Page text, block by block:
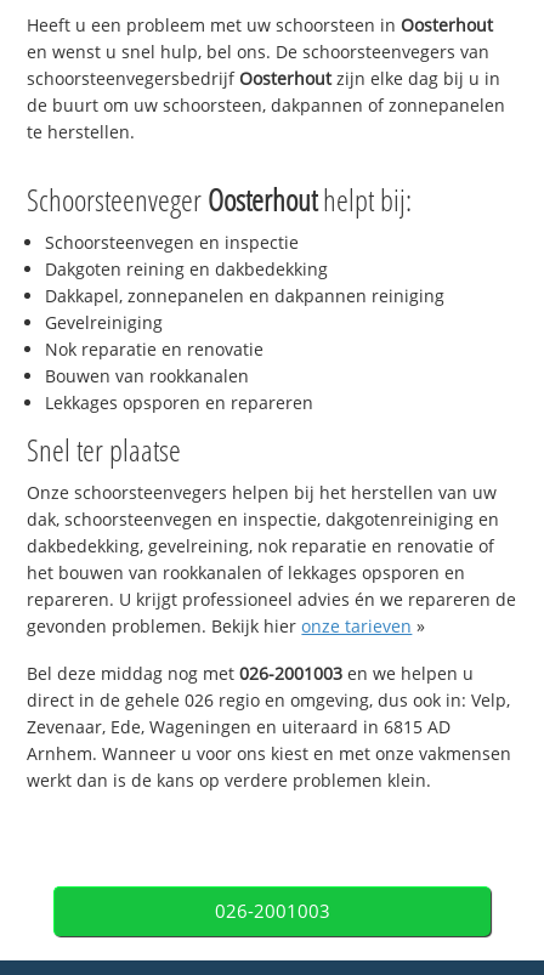
Heeft u een probleem met uw schoorsteen inOosterhout
en wenst u snel hulp, bel ons. De schoorsteenvegers van
schoorsteenvegersbedrijfOosterhoutzijn elke dag bij u in
de buurt om uw schoorsteen, dakpannen of zonnepanelen
te herstellen.
SchoorsteenvegerOosterhouthelpt bij:
Schoorsteenvegen en inspectie
Dakgoten reining en dakbedekking
Dakkapel, zonnepanelen en dakpannen reiniging
Gevelreiniging
Nok reparatie en renovatie
Bouwen van rookkanalen
Lekkages opsporen en repareren
Snel ter plaatse
Onze schoorsteenvegers helpen bij het herstellen van uw
dak, schoorsteenvegen en inspectie, dakgotenreiniging en
dakbedekking, gevelreining, nok reparatie en renovatie of
het bouwen van rookkanalen of lekkages opsporen en
repareren. U krijgt professioneel advies én we repareren de
gevonden problemen. Bekijk hieronze tarieven »
Bel deze middag nog met026-2001003 en we helpen u
direct in de gehele 026 regio en omgeving, dus ook in: Velp,
Zevenaar, Ede, Wageningen en uiteraard in 6815 AD
Arnhem. Wanneer u voor ons kiest en met onze vakmensen
werkt dan is de kans op verdere problemen klein.
026-2001003